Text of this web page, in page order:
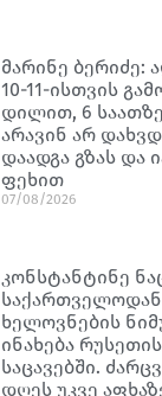
მარინე ბერიძე:
10-11-ისთვის
დილით, 6
არავინ არ
დაადგა გზას და
ფეხით
07/08/2026
კონსტანტინე
საქართველოდან
ხელოვნების
ინახება
საცავებში.
დღეს უკვე